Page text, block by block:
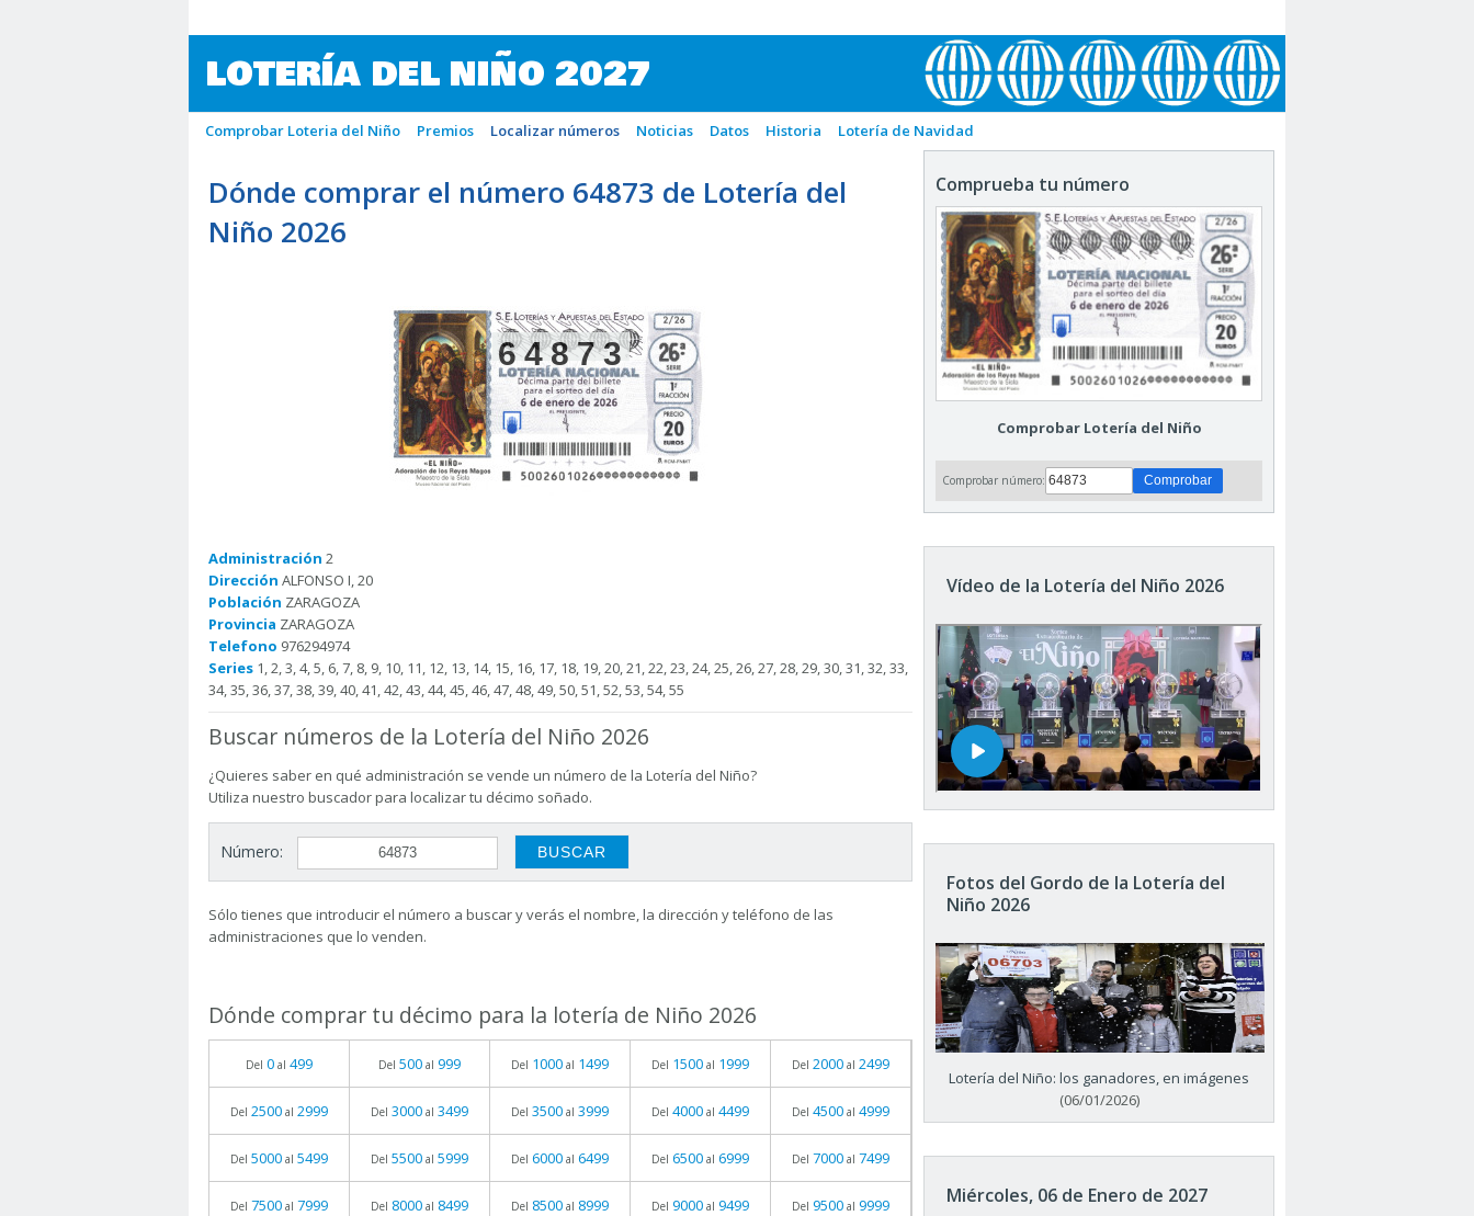
LOTERÍA DEL NIÑO 2027
Comprobar Loteria del Niño Premios Localizar números Noticias Datos Historia Lotería de Navidad
Dónde comprar el número 64873 de Lotería del
Niño 2026
64873
Administración 2
Dirección ALFONSO I, 20
Población ZARAGOZA
Provincia ZARAGOZA
Telefono 976294974
Series 1, 2, 3, 4, 5, 6, 7, 8, 9, 10, 11, 12, 13, 14, 15, 16, 17, 18, 19, 20, 21, 22, 23, 24, 25, 26, 27, 28, 29, 30, 31, 32, 33,
34, 35, 36, 37, 38, 39, 40, 41, 42, 43, 44, 45, 46, 47, 48, 49, 50, 51, 52, 53, 54, 55
Buscar números de la Lotería del Niño 2026
¿Quieres saber en qué administración se vende un número de la Lotería del Niño?
Utiliza nuestro buscador para localizar tu décimo soñado.
Número:
Sólo tienes que introducir el número a buscar y verás el nombre, la dirección y teléfono de las
administraciones que lo venden.
Dónde comprar tu décimo para la lotería de Niño 2026
Del 0 al 499 Del 500 al 999 Del 1000 al 1499 Del 1500 al 1999 Del 2000 al 2499
Del 2500 al 2999 Del 3000 al 3499 Del 3500 al 3999 Del 4000 al 4499 Del 4500 al 4999
Del 5000 al 5499 Del 5500 al 5999 Del 6000 al 6499 Del 6500 al 6999 Del 7000 al 7499
Del 7500 al 7999 Del 8000 al 8499 Del 8500 al 8999 Del 9000 al 9499 Del 9500 al 9999
Comprueba tu número
Comprobar Lotería del Niño
Comprobar número:
Vídeo de la Lotería del Niño 2026
Fotos del Gordo de la Lotería del
Niño 2026
Lotería del Niño: los ganadores, en imágenes
(06/01/2026)
Miércoles, 06 de Enero de 2027